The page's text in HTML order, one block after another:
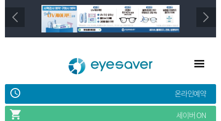
온라인예약
세이버 ON